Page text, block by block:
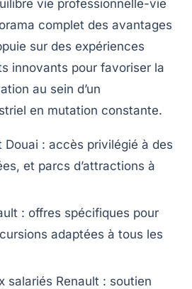
vie professionnelle-vie
complet des avantages
sur des expériences
innovants pour favoriser la
au sein d’un
en mutation constante.
Douai : accès privilégié à des
et parcs d’attractions à
: offres spécifiques pour
adaptées à tous les
salariés Renault : soutien